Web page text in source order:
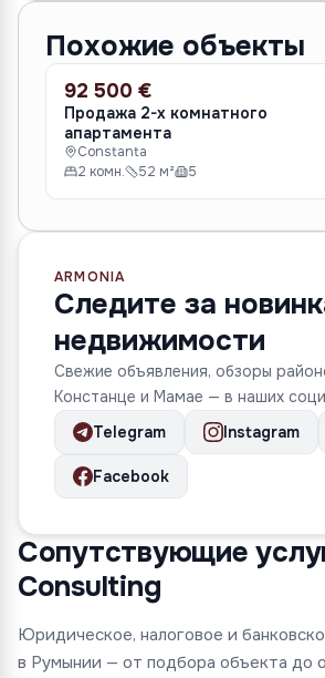
Похожие объекты
ПРОДАЖА
92 500 €
Продажа 2-х комнатного
апартамента
Constanta
2 комн.
52 м² 5
ARMONIA
Следите за
недвижимости
Свежие объявления, обзоры
Констанце и Мамае — в наших
Telegram
Instagram
Facebook
Сопутствующие
Consulting
Юридическое, налоговое и
в Румынии — от подбора объекта до